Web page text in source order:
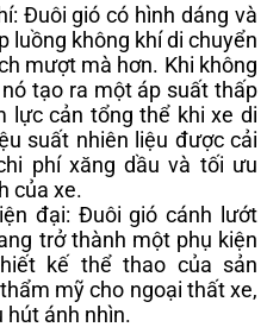
Đuôi gió có hình dáng và
luồng không khí di chuyển
mượt mà hơn. Khi không
tạo ra một áp suất thấp
lực cản tổng thể khi xe di
suất nhiên liệu được cải
phí xăng dầu và tối ưu
của xe.
đại: Đuôi gió cánh lướt
trở thành một phụ kiện
kế thể thao của sản
mỹ cho ngoại thất xe,
hút ánh nhìn.